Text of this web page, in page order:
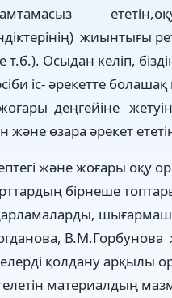
жиынтығы
Осыдан келіп,
іс- əрекетте
деңгейіне жетуін
өзара əрекет
жəне жоғары оқу
бірнеше
В.М.Горбунова
қолдану арқылы
материалдың